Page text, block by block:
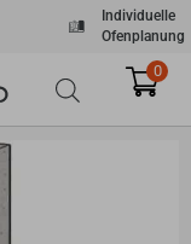
Individuelle
Ofenplanung
0